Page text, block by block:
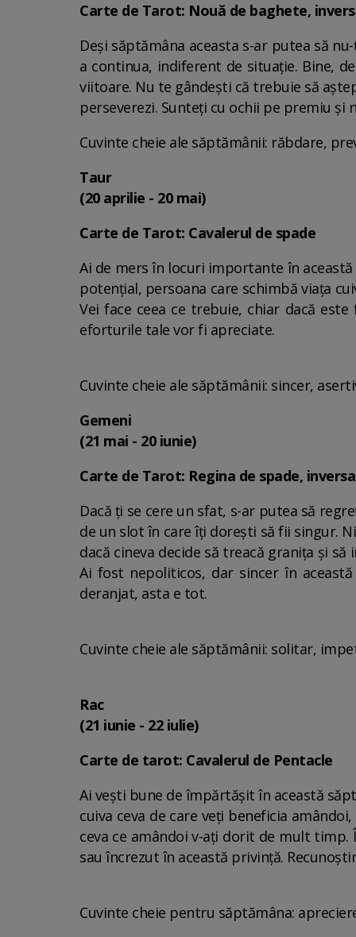
Carte de Tarot: Nouă de baghete,
Deși săptămâna aceasta s-ar putea să
a continua, indiferent de situație. Bine,
viitoare. Nu te gândești că trebuie să
perseverezi. Sunteți cu ochii pe premiu
Cuvinte cheie ale săptămânii: răbdare,
Taur
(20 aprilie - 20 mai)
Carte de Tarot: Cavalerul de spade
Ai de mers în locuri importante în
potențial, persoana care schimbă viața
Vei face ceea ce trebuie, chiar dacă
eforturile tale vor fi apreciate.
Cuvinte cheie ale săptămânii: sincer,
Gemeni
(21 mai - 20 iunie)
Carte de Tarot: Regina de spade,
Dacă ți se cere un sfat, s-ar putea să
de un slot în care îți dorești să fii singur.
dacă cineva decide să treacă granița și
Ai fost nepoliticos, dar sincer în
deranjat, asta e tot.
Cuvinte cheie ale săptămânii: solitar,
Rac
(21 iunie - 22 iulie)
Carte de tarot: Cavalerul de Pentacle
Ai vești bune de împărtășit în această
cuiva ceva de care veți beneficia
ceva ce amândoi v-ați dorit de mult
sau încrezut în această privință.
Cuvinte cheie pentru săptămâna: